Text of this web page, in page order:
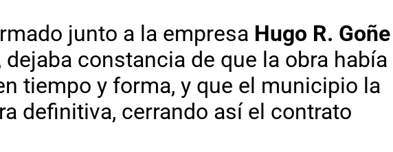
junto a la empresa Hugo R. Goñe
dejaba constancia de que la obra había
tiempo y forma, y que el municipio la
definitiva, cerrando así el contrato